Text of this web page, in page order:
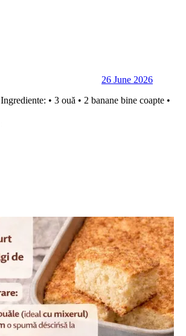
26 June 2026
• 3 ouă • 2 banane bine coapte •